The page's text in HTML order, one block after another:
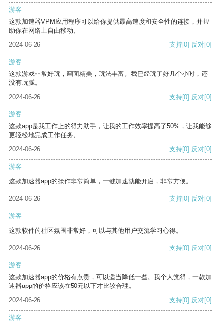
游客
这款加速器VPM应用程序可以给你提供最高速度和安全性的连接，并帮
助你在网络上自由移动。
2024-06-26
支持[0] 反对[0]
游客
这款游戏非常好玩，画面精美，玩法丰富。我已经玩了好几个小时，还
没有玩腻。
2024-06-26
支持[0] 反对[0]
游客
这款app是我工作上的得力助手，让我的工作效率提高了50%，让我能够
更轻松地完成工作任务。
2024-06-26
支持[0] 反对[0]
游客
这款加速器app的操作非常简单，一键加速就能开启，非常方便。
2024-06-26 支持[0] 反对[0]
游客
这款软件的社区氛围非常好，可以与其他用户交流学习心得。
2024-06-26 支持[0] 反对[0]
游客
这款加速器app的价格有点贵，可以适当降低一些。我个人觉得，一款加
速器app的价格应该在50元以下才比较合理。
2024-06-26
支持[0] 反对[0]
游客